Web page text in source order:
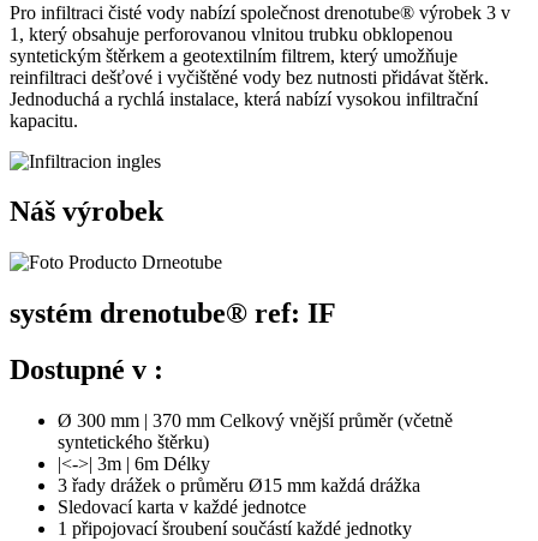
Pro infiltraci čisté vody nabízí společnost drenotube® výrobek 3 v
1, který obsahuje perforovanou vlnitou trubku obklopenou
syntetickým štěrkem a geotextilním filtrem, který umožňuje
reinfiltraci dešťové i vyčištěné vody bez nutnosti přidávat štěrk.
Jednoduchá a rychlá instalace, která nabízí vysokou infiltrační
kapacitu.
Náš výrobek
systém drenotube® ref: IF
Dostupné v :
Ø 300 mm | 370 mm Celkový vnější průměr (včetně
syntetického štěrku)
|<->| 3m | 6m Délky
3 řady drážek o průměru Ø15 mm každá drážka
Sledovací karta v každé jednotce
1 připojovací šroubení součástí každé jednotky